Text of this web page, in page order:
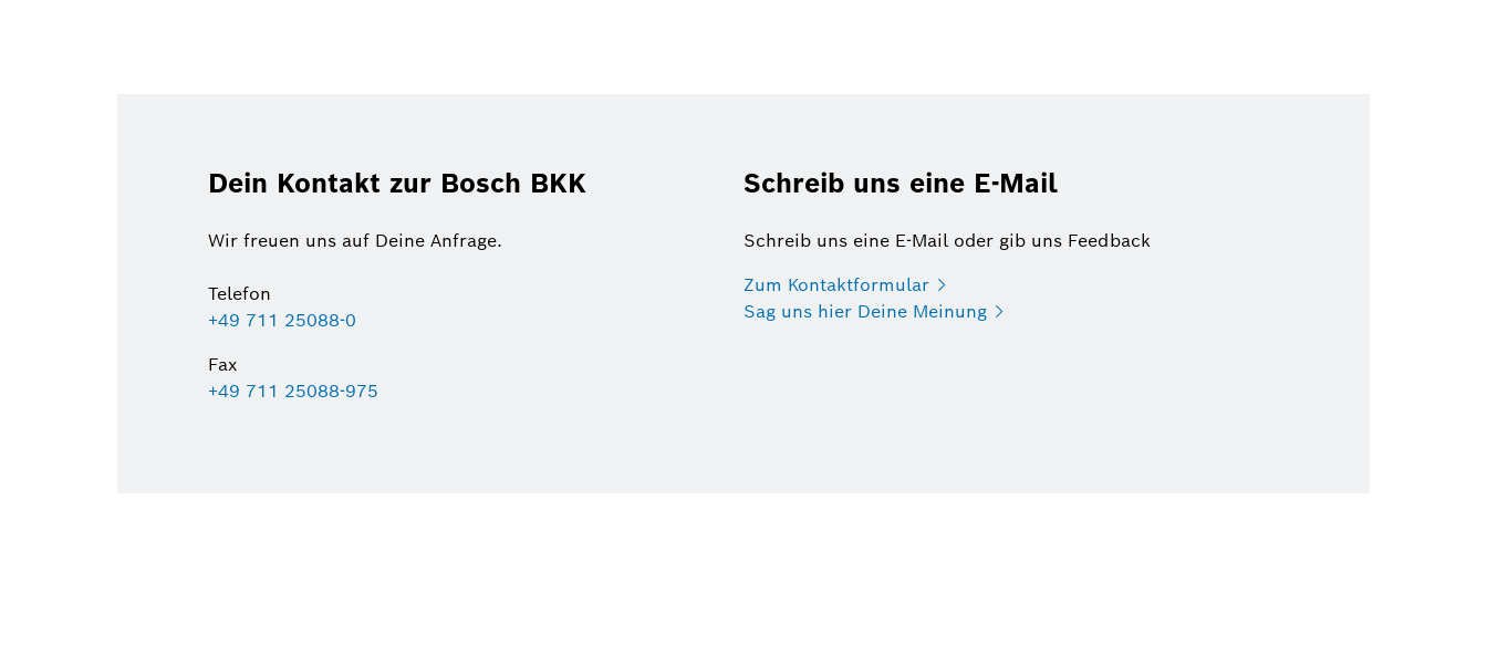
Dein Kontakt zur Bosch BKK
Wir freuen uns auf Deine Anfrage.
Telefon
+49 711 25088-0
Fax
+49 711 25088-975
Schreib uns eine E-Mail
Schreib uns eine E-Mail oder gib uns Feedback
Zum Kontaktformular
Sag uns hier Deine Meinung